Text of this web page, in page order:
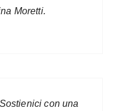
Moretti.
con una